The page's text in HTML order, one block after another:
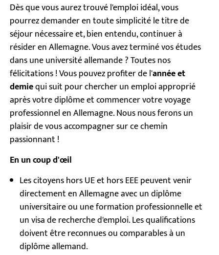
Dès que vous aurez trouvé l'emploi idéal, vous
pourrez demander en toute simplicité le titre de
séjour nécessaire et, bien entendu, continuer à
résider en Allemagne. Vous avez terminé vos études
dans une université allemande ? Toutes nos
félicitations ! Vous pouvez profiter de l'année et
demiequi suit pour chercher un emploi approprié
après votre diplôme et commencer votre voyage
professionnel en Allemagne. Nous nous ferons un
plaisir de vous accompagner sur ce chemin
passionnant !
En un coup d'œil
Les citoyens hors UE et hors EEE peuvent venir
directement en Allemagne avec un diplôme
universitaire ou une formation professionnelle et
un visa de recherche d'emploi. Les qualifications
doivent être reconnues ou comparables à un
diplôme allemand.